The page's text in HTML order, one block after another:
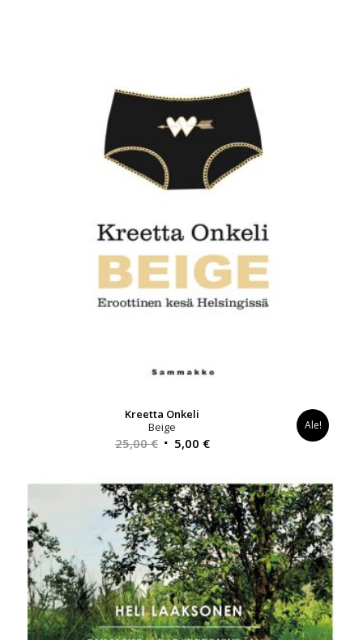
Kreetta Onkeli
Beige
25,00€ Alkuperäinen
oli:
25,00 €.
5,00 €Nykyinen
on:
5,00 €.
Ale!